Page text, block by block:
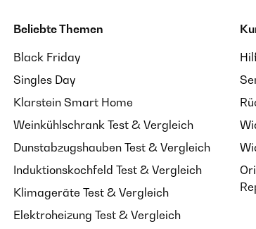
Beliebte Themen
Black Friday
Singles Day
Klarstein Smart Home
Weinkühlschrank Test & Vergleich
Dunstabzugshauben Test & Vergleich
Induktionskochfeld Test & Vergleich
Klimageräte Test & Vergleich
Elektroheizung Test & Vergleich